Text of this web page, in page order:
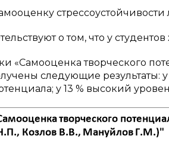
о том, что у студентов
«Самооценка творческого
следующие результаты:
у 13 % высокий